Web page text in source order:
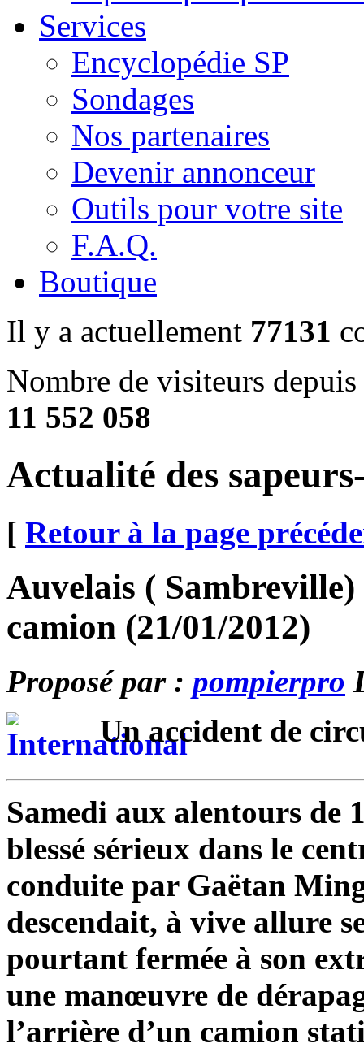
Services
Encyclopédie SP
Sondages
Nos partenaires
Devenir annonceur
Outils pour votre site
F.A.Q.
Boutique
Il y a actuellement 77131
Nombre de visiteurs
11 552 058
Actualité des
[ Retour à la page
Auvelais (
camion (21/01/2012)
Proposé par : pompierpro
Un accident de
Samedi aux alentours de
blessé sérieux dans le
conduite par Gaëtan
descendait, à vive allure
pourtant fermée à son
une manœuvre de
l’arrière d’un camion